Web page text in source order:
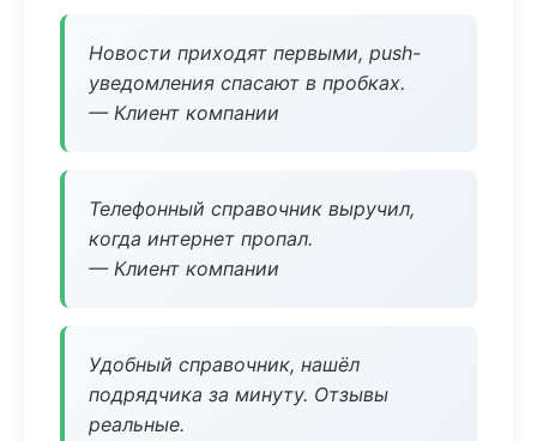
Новости приходят первыми, push-
уведомления спасают в пробках.
— Клиент компании
Телефонный справочник выручил,
когда интернет пропал.
— Клиент компании
Удобный справочник, нашёл
подрядчика за минуту. Отзывы
реальные.